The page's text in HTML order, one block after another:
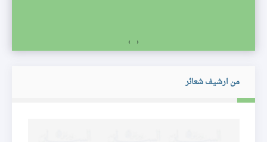
‹
›
من ارشيف شعائر